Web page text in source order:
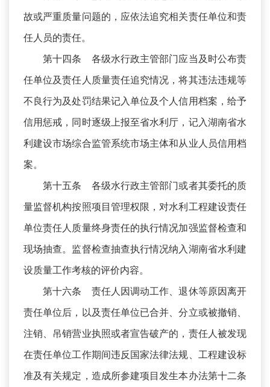
故或严重质量问题的，应依法追究相关责任单位和责
任人员的责任。
第十四条 各级水行政主管部门应当及时公布责
任单位及责任人质量责任追究情况，将其违法违规等
不良行为及处罚结果记入单位及个人信用档案，给予
信用惩戒，同时逐级上报至省水利厅，记入湖南省水
利建设市场综合监管系统市场主体和从业人员信用档
案。
第十五条 各级水行政主管部门或者其委托的质
量监督机构按照项目管理权限，对水利工程建设责任
单位责任人质量终身责任的执行情况加强监督检查和
现场抽查。监督检查抽查执行情况纳入湖南省水利建
设质量工作考核的评价内容。
第十六条 责任人因调动工作、退休等原因离开
责任单位后，以及责任单位已合并、分立或被撤销、
注销、吊销营业执照或者宣告破产的，责任人被发现
在责任单位工作期间违反国家法律法规、工程建设标
准及有关规定，造成所参建项目发生本办法第十二条